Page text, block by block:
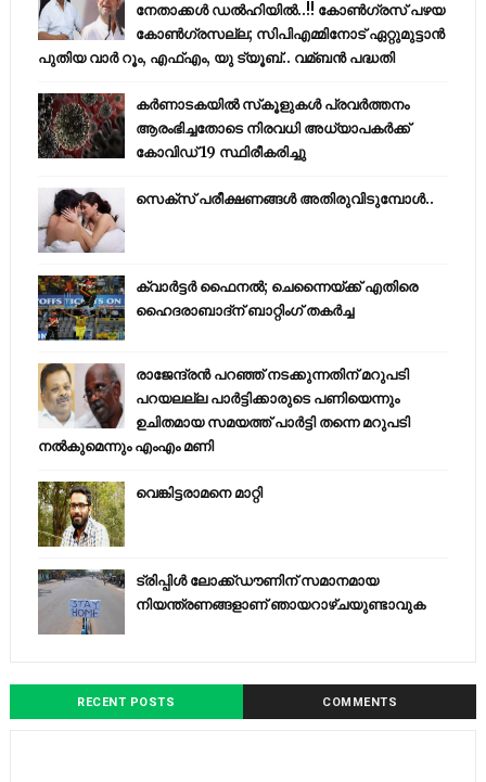
നേതാക്കൾ ഡൽഹിയിൽ..!! കോണ്‍ഗ്രസ് പഴയ
കോണ്‍ഗ്രസല്ല; സിപിഎമ്മിനോട് ഏറ്റുമുട്ടാന്‍
പുതിയ വാര്‍ റൂം, എഫ്‌എം, യു ട്യൂബ്.. വമ്ബന്‍ പദ്ധതി
കര്‍ണാടകയില്‍ സ്‌കൂളുകള്‍ പ്രവര്‍ത്തനം
ആരംഭിച്ചതോടെ നിരവധി അധ്യാപകര്‍ക്ക്
കോവിഡ് 19 സ്ഥിരീകരിച്ചു
സെക്സ് പരീക്ഷണങ്ങൾ അതിരുവിടുമ്പോൾ..
ക്വാർട്ടർ ഫൈനൽ; ചെന്നൈയ്ക്ക് എതിരെ
ഹൈദരാബാദ്ന് ബാറ്റിംഗ് തകർച്ച
രാജേന്ദ്രന്‍ പറഞ്ഞ് നടക്കുന്നതിന് മറുപടി
പറയലല്ല പാര്‍ട്ടിക്കാരുടെ പണിയെന്നും
ഉചിതമായ സമയത്ത് പാര്‍ട്ടി തന്നെ മറുപടി
നല്‍കുമെന്നും എംഎം മണി
വെങ്കിട്ടരാമനെ മാറ്റി
ട്രിപ്പിള്‍ ലോക്ക്ഡൗണിന് സമാനമായ
നിയന്ത്രണങ്ങളാണ് ഞായറാഴ്ചയുണ്ടാവുക
RECENT POSTS COMMENTS